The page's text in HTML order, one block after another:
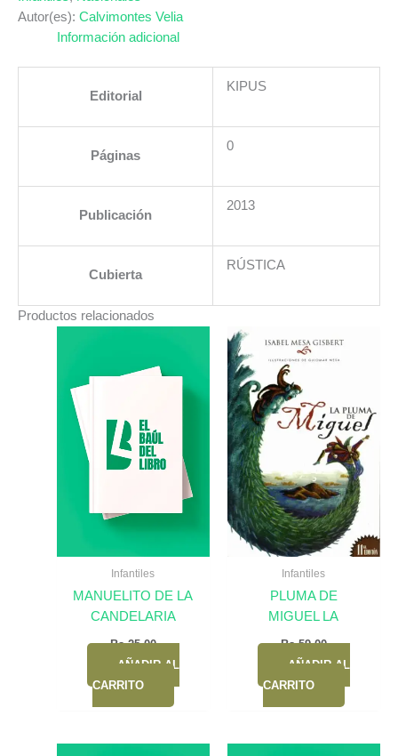
DE
Autor(es): Calvimontes Velia
Información adicional
Editorial
KIPUS
Páginas
0
Publicación
2013
Cubierta
RÚSTICA
Productos relacionados
Infantiles
MANUELITO DE LA
CANDELARIA
Bs.25,00
AÑADIR AL
CARRITO
Infantiles
PLUMA DE
MIGUEL LA
Bs.59,00
AÑADIR AL
CARRITO